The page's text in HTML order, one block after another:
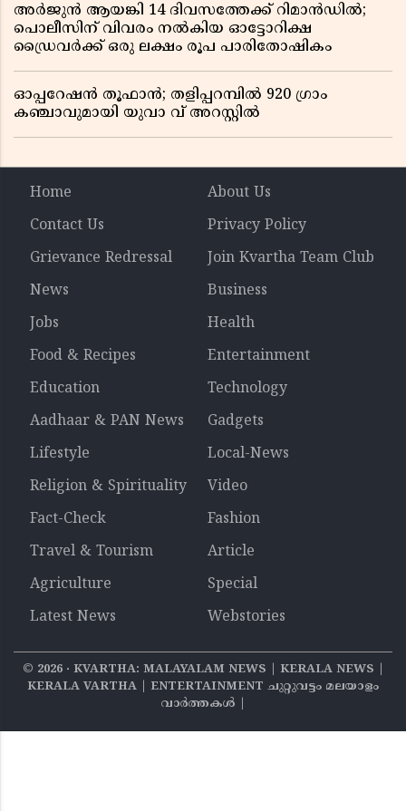
അർജുൻ ആയങ്കി 14 ദിവസത്തേക്ക് റിമാൻഡിൽ;
പൊലീസിന് വിവരം നൽകിയ ഓട്ടോറിക്ഷ
ഡ്രൈവർക്ക് ഒരു ലക്ഷം രൂപ പാരിതോഷികം
ഓപ്പറേഷൻ തൂഫാൻ; തളിപ്പറമ്പിൽ 920 ഗ്രാം
കഞ്ചാവുമായി യുവാ വ് അറസ്റ്റിൽ
Home
About Us
Contact Us
Privacy Policy
Grievance Redressal
Join Kvartha Team Club
News
Business
Jobs
Health
Food & Recipes
Entertainment
Education
Technology
Aadhaar & PAN News
Gadgets
Lifestyle
Local-News
Religion & Spirituality
Video
Fact-Check
Fashion
Travel & Tourism
Article
Agriculture
Special
Latest News
Webstories
© 2026‧ KVARTHA: MALAYALAM NEWS | KERALA NEWS |
KERALA VARTHA | ENTERTAINMENT ചുറ്റുവട്ടം മലയാളം
വാര്‍ത്തകൾ |